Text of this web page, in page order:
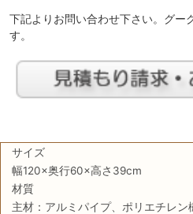
下記よりお問い合わせ下さい。グー
す。
サイズ
幅120×奥行60×高さ39cm
材質
主材：アルミパイプ、ポリエチレ